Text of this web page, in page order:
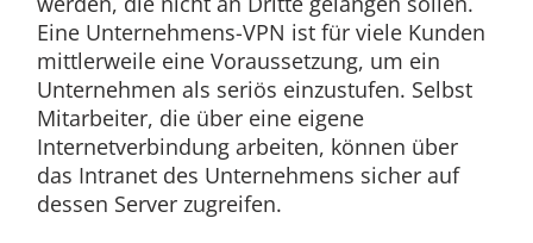
Eine Unternehmens-VPN ist für viele Kunden
mittlerweile eine Voraussetzung, um ein
Unternehmen als seriös einzustufen. Selbst
Mitarbeiter, die über eine eigene
Internetverbindung arbeiten, können über
das Intranet des Unternehmens sicher auf
dessen Server zugreifen.